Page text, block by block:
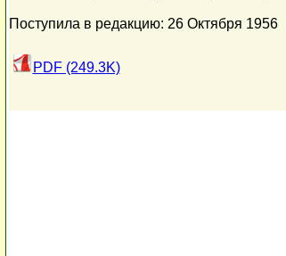
Поступила в редакцию: 26 Октября 1956
PDF (249.3K)